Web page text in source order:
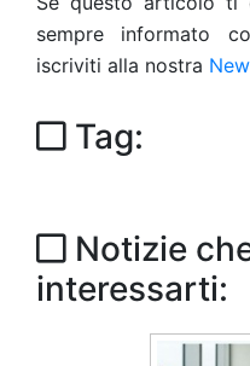
sempre informato
iscriviti alla nostra
Tag:
Notizie
interessarti: